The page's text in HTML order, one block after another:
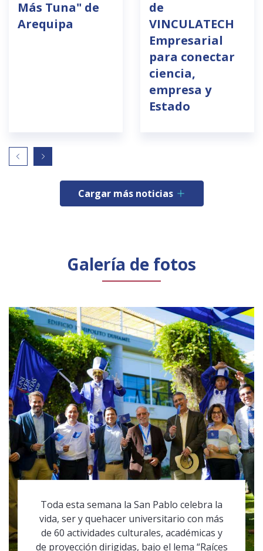
Más Tuna" de
Arequipa
de
VINCULATECH
Empresarial
para conectar
ciencia,
empresa y
Estado
Cargar más noticias
Galería de fotos
Toda esta semana la San Pablo celebra la
vida, ser y quehacer universitario con más
de 60 actividades culturales, académicas y
de proyección dirigidas, bajo el lema “Raíces